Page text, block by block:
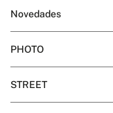
Novedades
PHOTO
STREET